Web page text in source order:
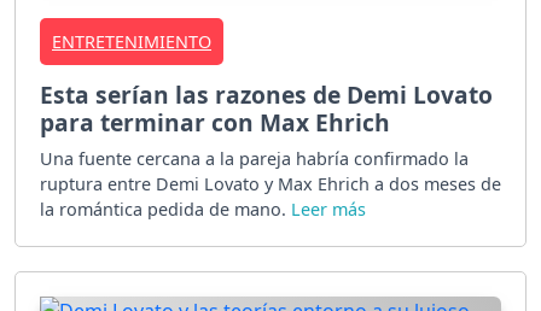
ENTRETENIMIENTO
Esta serían las razones de Demi Lovato
para terminar con Max Ehrich
Una fuente cercana a la pareja habría confirmado la
ruptura entre Demi Lovato y Max Ehrich a dos meses de
la romántica pedida de mano.